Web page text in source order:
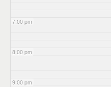
7:00 pm
8:00 pm
9:00 pm